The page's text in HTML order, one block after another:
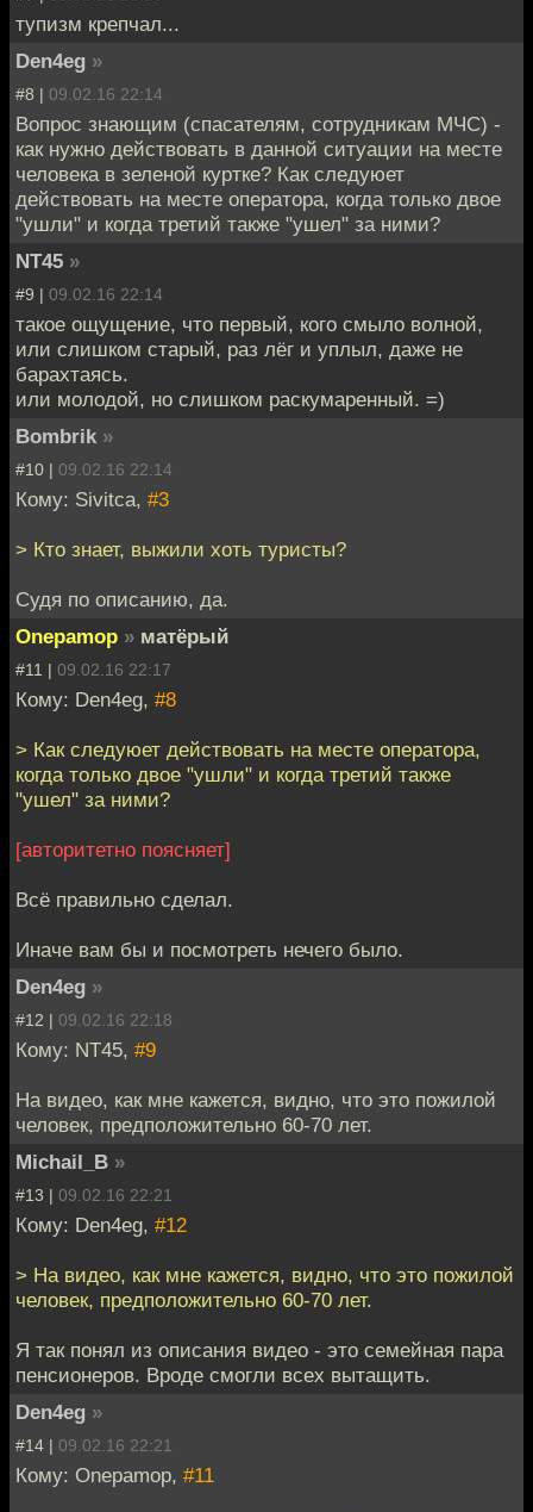
тупизм крепчал...
Den4eg »
#8 | 09.02.16 22:14
Вопрос знающим (спасателям, сотрудникам МЧС) -
как нужно действовать в данной ситуации на месте
человека в зеленой куртке? Как следуюет
действовать на месте оператора, когда только двое
"ушли" и когда третий также "ушел" за ними?
NT45 »
#9 | 09.02.16 22:14
такое ощущение, что первый, кого смыло волной,
или слишком старый, раз лёг и уплыл, даже не
барахтаясь.
или молодой, но слишком раскумаренный. =)
Bombrik »
#10 | 09.02.16 22:14
Кому: Sivitca, #3
> Кто знает, выжили хоть туристы?
Судя по описанию, да.
Onepamop » матёрый
#11 | 09.02.16 22:17
Кому: Den4eg, #8
> Как следуюет действовать на месте оператора,
когда только двое "ушли" и когда третий также
"ушел" за ними?
[авторитетно поясняет]
Всё правильно сделал.
Иначе вам бы и посмотреть нечего было.
Den4eg »
#12 | 09.02.16 22:18
Кому: NT45, #9
На видео, как мне кажется, видно, что это пожилой
человек, предположительно 60-70 лет.
Michail_B »
#13 | 09.02.16 22:21
Кому: Den4eg, #12
> На видео, как мне кажется, видно, что это пожилой
человек, предположительно 60-70 лет.
Я так понял из описания видео - это семейная пара
пенсионеров. Вроде смогли всех вытащить.
Den4eg »
#14 | 09.02.16 22:21
Кому: Onepamop, #11